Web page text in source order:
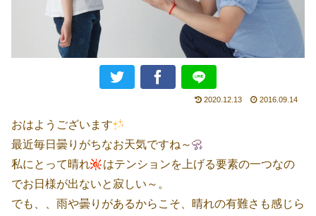
2020.12.13 2016.09.14
おはようございます
最近毎日曇りがちなお天気ですね～
私にとって晴れ
はテンションを上げる要素の一つなの
でお日様が出ないと寂しい～。
でも、、雨や曇りがあるからこそ、晴れの有難さも感じら